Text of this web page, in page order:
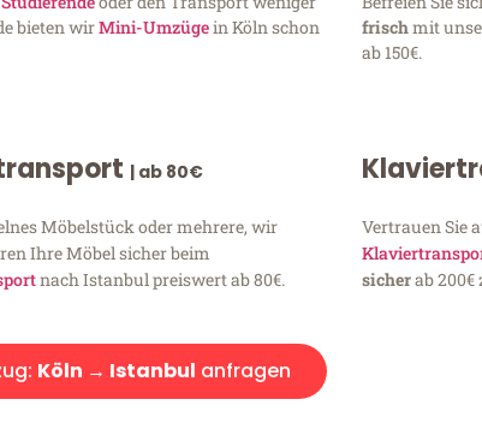
bieten wirMini-Umzügein Köln schon
frischmit
ab 150€.
| ab 80€
Möbelstück oder mehrere, wir
Ihre Möbel sicher beim
nach Istanbul preiswert ab 80€.
Vertrauen Sie
sicherab 200€
Köln → Istanbul anfragen